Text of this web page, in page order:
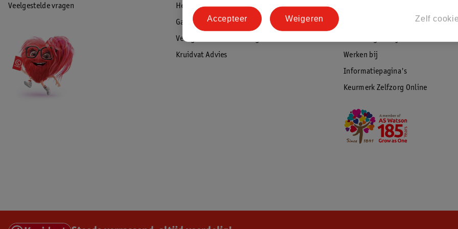
Veelgestelde vragen
Herroepen & retourneren
Garantie
Veiligheidswaarschuwingen
Kruidvat Advies
Werken bij
Informatiepagina's
Keurmerk Zelfzorg Online
Zelf
Weigeren
Accepteer